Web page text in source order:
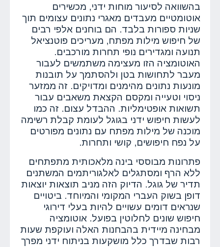
בהשוואה לסיעור מוחות ידני, מכשירים
אוטומטיים מעבדים מאגרי נתונים עצומים תוך
שניות ספורות בלבד. הם בוחנים אלפי רבים
של חיפוש מילות מפתח, מעריכים פוטנציאל
תנועה ומגדירים נופי תחרות מורכבים.
האוטומציה הזו מעצימה משתמשים לעבור
מעבר לתחושות בטן ולהסתמך על תובנות
מונעות נתונים מהימנים ומדויקים. זה ממזער
ניסוי וטעייה ומקסם הקצאת משאבים עבור
תשואות אופטימליות. ההבדל עצום. זה כמו
לעשות חיפוש ידני בגוגל לעומת קבלת רשימה
מוכנה של מילות מפתח עם נתונים מפורטים
על נפח חיפושים, קושי ותחרות.
פתרונות מבוססי בינה מלאכותית מתפתחים
ללא הרף ומסתגלים לאלגוריתמים המשתנים
תדיר של גוגל. הדיוק הזה מניב תוצאות יוצאות
דופן בשוק העברי המקומי והמיוחד. ביטויים
שנראים דומים עשויים להיות בעלי דירוגי
חיפוש שונים לחלוטין בפועל. אוטומציה
מבחינה מיידית בהבחנות האלה ועוקפת שעות
רבות שבדרך כלל מושקעות בניתוח ידני מפרך